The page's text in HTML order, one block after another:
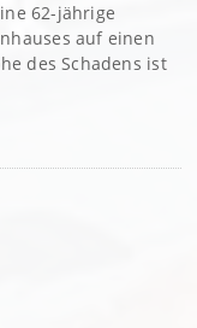
62-jährige
auf einen
des Schadens ist